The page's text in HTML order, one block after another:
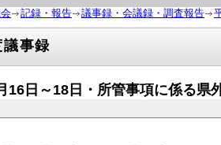
記録・報告 議事録・会議録・調査報告
事録
16日～18日・所管事項に係る県